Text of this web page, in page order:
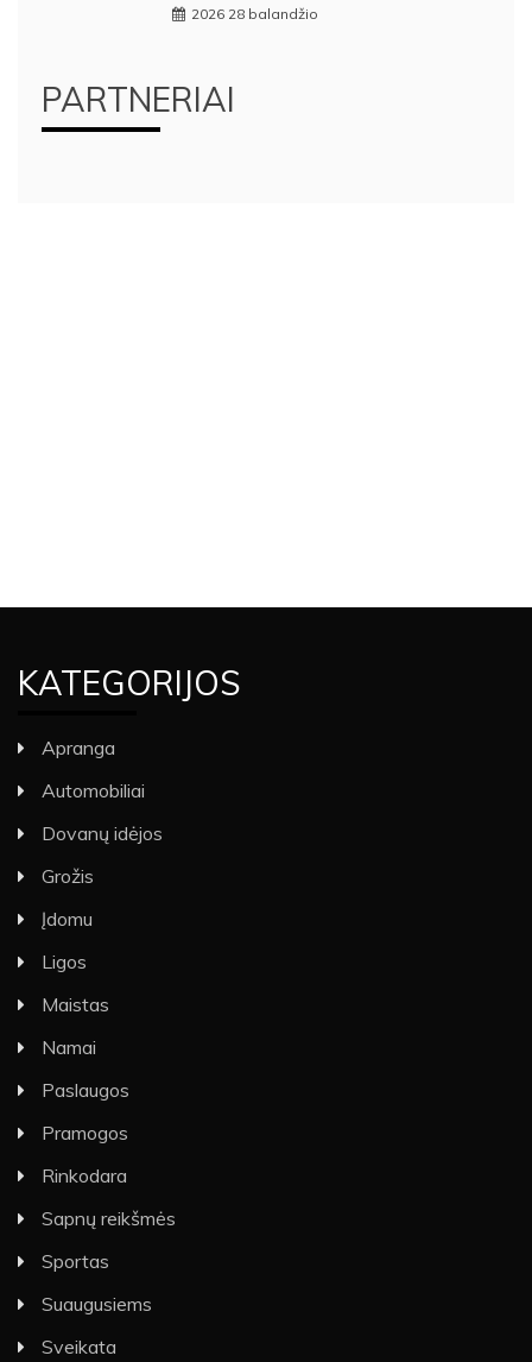
2026 28 balandžio
PARTNERIAI
KATEGORIJOS
Apranga
Automobiliai
Dovanų idėjos
Grožis
Įdomu
Ligos
Maistas
Namai
Paslaugos
Pramogos
Rinkodara
Sapnų reikšmės
Sportas
Suaugusiems
Sveikata